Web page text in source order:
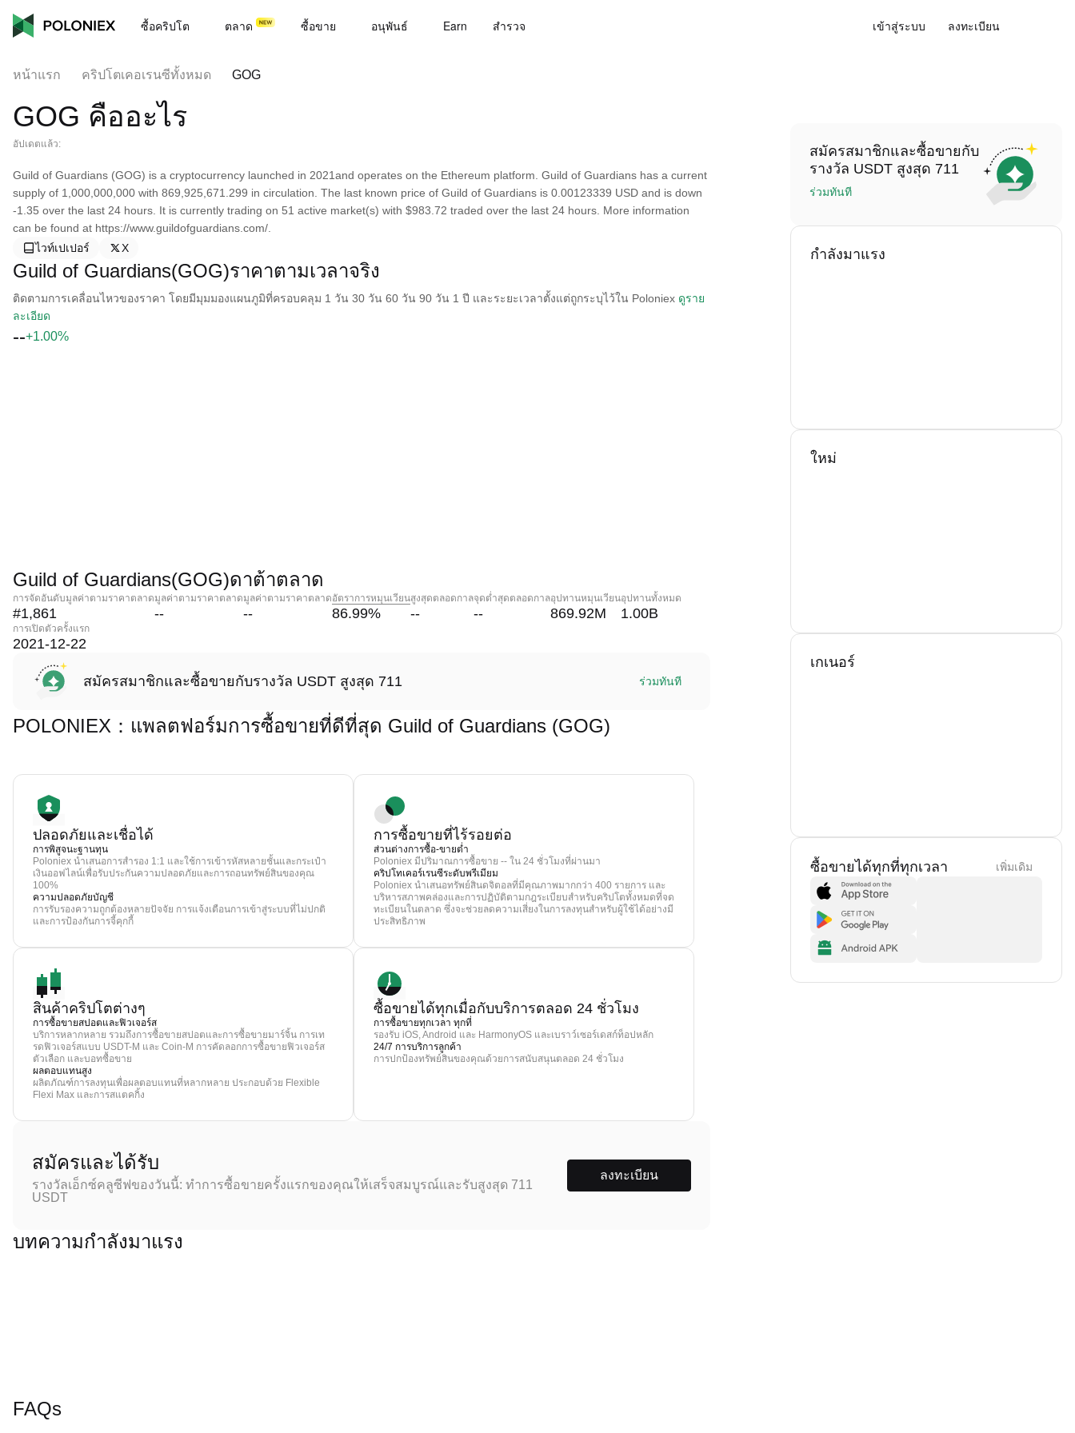
ซื้อคริปโต ตลาด ซื้อขาย อนุพันธ์ Earn สํารวจ เข้าสู่ระบบ ลงทะเบียน
หน้าแรก คริปโตเคอเรนซีทั้งหมด GOG
GOG คืออะไร
อัปเดตแล้ว:
Guild of Guardians (GOG) is a cryptocurrency launched in 2021and operates on the Ethereum platform. Guild of Guardians has a current
supply of 1,000,000,000 with 869,925,671.299 in circulation. The last known price of Guild of Guardians is 0.00123339 USD and is down
-1.35 over the last 24 hours. It is currently trading on 51 active market(s) with $983.72 traded over the last 24 hours. More information
can be found at https://www.guildofguardians.com/.
ไวท์เปเปอร์
X
Guild of Guardians(GOG)ราคาตามเวลาจริง
ติดตามการเคลื่อนไหวของราคา โดยมีมุมมองแผนภูมิที่ครอบคลุม 1 วัน 30 วัน 60 วัน 90 วัน 1 ปี และระยะเวลาตั้งแต่ถูกระบุไว้ใน Poloniex ดูราย
ละเอียด
--+1.00%
Guild of Guardians(GOG)ดาต้าตลาด
การจัดอันดับมูลค่าตามราคาตลาด
#1,861
มูลค่าตามราคาตลาด
--
มูลค่าตามราคาตลาด
--
อัตราการหมุนเวียน
86.99%
สูงสุดตลอดกาล
--
จุดต่ำสุดตลอดกาล
--
อุปทานหมุนเวียน
869.92M
อุปทานทั้งหมด
1.00B
การเปิดตัวครั้งแรก
2021-12-22
สมัครสมาชิกและซื้อขายกับรางวัล USDT สูงสุด 711 ร่วมทันที
POLONIEX：แพลตฟอร์มการซื้อขายที่ดีที่สุด Guild of Guardians (GOG)
ปลอดภัยและเชื่อได้
การพิสูจนะฐานทุน
Poloniex นำเสนอการสำรอง 1:1 และใช้การเข้ารหัสหลายชั้นและกระเป๋า
เงินออฟไลน์เพื่อรับประกันความปลอดภัยและการถอนทรัพย์สินของคุณ
100%
ความปลอดภัยบัญชี
การรับรองความถูกต้องหลายปัจจัย การแจ้งเตือนการเข้าสู่ระบบที่ไม่ปกติ
และการป้องกันการจี้คุกกี้
การซื้อขายที่ไร้รอยต่อ
ส่วนต่างการซื้อ-ขายต่ำ
Poloniex มีปริมาณการซื้อขาย -- ใน 24 ชั่วโมงที่ผ่านมา
คริปโทเคอร์เรนซีระดับพรีเมียม
Poloniex นำเสนอทรัพย์สินดจิตอลที่มีคุณภาพมากกว่า 400 รายการ และ
บริหารสภาพคล่องและการปฏิบัติตามกฎระเบียบสำหรับคริปโตทั้งหมดที่จด
ทะเบียนในตลาด ซึ่งจะช่วยลดความเสี่ยงในการลงทุนสำหรับผู้ใช้ได้อย่างมี
ประสิทธิภาพ
สินค้าคริปโตต่างๆ
การซื้อขายสปอตและฟิวเจอร์ส
บริการหลากหลาย รวมถึงการซื้อขายสปอตและการซื้อขายมาร์จิ้น การเท
รดฟิวเจอร์สแบบ USDT-M และ Coin-M การคัดลอกการซื้อขายฟิวเจอร์ส
ตัวเลือก และบอทซื้อขาย
ผลตอบแทนสูง
ผลิตภัณฑ์การลงทุนเพื่อผลตอบแทนที่หลากหลาย ประกอบด้วย Flexible
Flexi Max และการสแตคกิ้ง
ซื้อขายได้ทุกเมื่อกับบริการตลอด 24 ชั่วโมง
การซื้อขายทุกเวลา ทุกที่
รองรับ iOS, Android และ HarmonyOS และเบราว์เซอร์เดสก์ท็อปหลัก
24/7 การบริการลูกค้า
การปกป้องทรัพย์สินของคุณด้วยการสนับสนุนตลอด 24 ชั่วโมง
สมัครและได้รับ
รางวัลเอ็กซ์คลูซีฟของวันนี้: ทำการซื้อขายครั้งแรกของคุณให้เสร็จสมบูรณ์และรับสูงสุด 711
USDT
ลงทะเบียน
บทความกำลังมาแรง
FAQs
สมัครสมาชิกและซื้อขายกับ
รางวัล USDT สูงสุด 711
ร่วมทันที
กำลังมาแรง
ใหม่
เกเนอร์
ซื้อขายได้ทุกที่ทุกเวลา เพิ่มเดิม